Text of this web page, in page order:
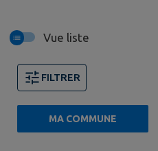
Vue liste
FILTRER
MA COMMUNE